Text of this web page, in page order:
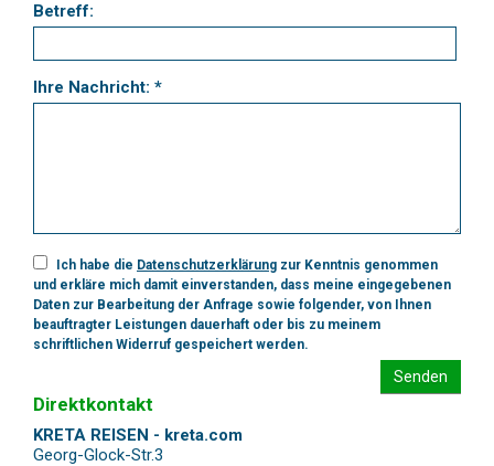
Betreff:
Ihre Nachricht: *
Ich habe die Datenschutzerklärung zur Kenntnis genommen
und erkläre mich damit einverstanden, dass meine eingegebenen
Daten zur Bearbeitung der Anfrage sowie folgender, von Ihnen
beauftragter Leistungen dauerhaft oder bis zu meinem
schriftlichen Widerruf gespeichert werden.
Senden
Direktkontakt
KRETA REISEN - kreta.com
Georg-Glock-Str.3